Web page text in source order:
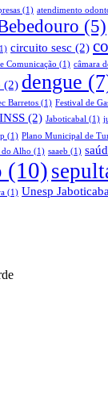
(1) atendimento
(5)
circuito sesc (2)
Comunicação (1) câmara
(2) dengue
Barretos (1) Festival de
INSS (2) Jaboticabal (1)
(1) Plano Municipal de
do Alho (1) saaeb (1)
(10)
(1) Unesp